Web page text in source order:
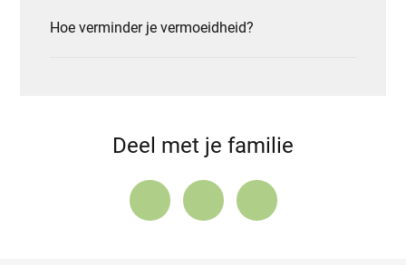
Hoe verminder je vermoeidheid?
Deel met je familie